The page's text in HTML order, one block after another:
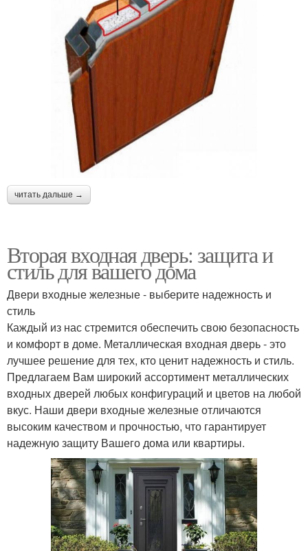
читать дальше →
Вторая входная дверь: защита и
стиль для вашего дома
Двери входные железные - выберите надежность и
стиль
Каждый из нас стремится обеспечить свою безопасность
и комфорт в доме. Металлическая входная дверь - это
лучшее решение для тех, кто ценит надежность и стиль.
Предлагаем Вам широкий ассортимент металлических
входных дверей любых конфигураций и цветов на любой
вкус. Наши двери входные железные отличаются
высоким качеством и прочностью, что гарантирует
надежную защиту Вашего дома или квартиры.